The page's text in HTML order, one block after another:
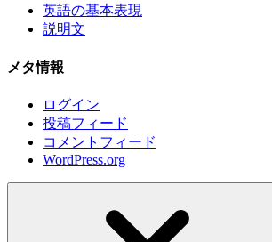
英語の基本表現
説明文
メタ情報
ログイン
投稿フィード
コメントフィード
WordPress.org